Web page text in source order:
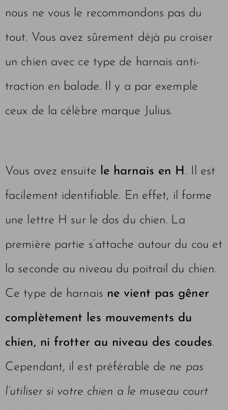
nous ne vous le recommandons pas du
tout. Vous avez sûrement déjà pu croiser
un chien avec ce type de harnais anti-
traction en balade. Il y a par exemple
ceux de la célèbre marque Julius.
Vous avez ensuite le harnais en H. Il est
facilement identifiable. En effet, il forme
une lettre H sur le dos du chien. La
première partie s’attache autour du cou et
la seconde au niveau du poitrail du chien.
Ce type de harnais ne vient pas gêner
complètement les mouvements du
chien, ni frotter au niveau des coudes.
Cependant, il est préférable de ne pas
l’utiliser si votre chien a le museau court